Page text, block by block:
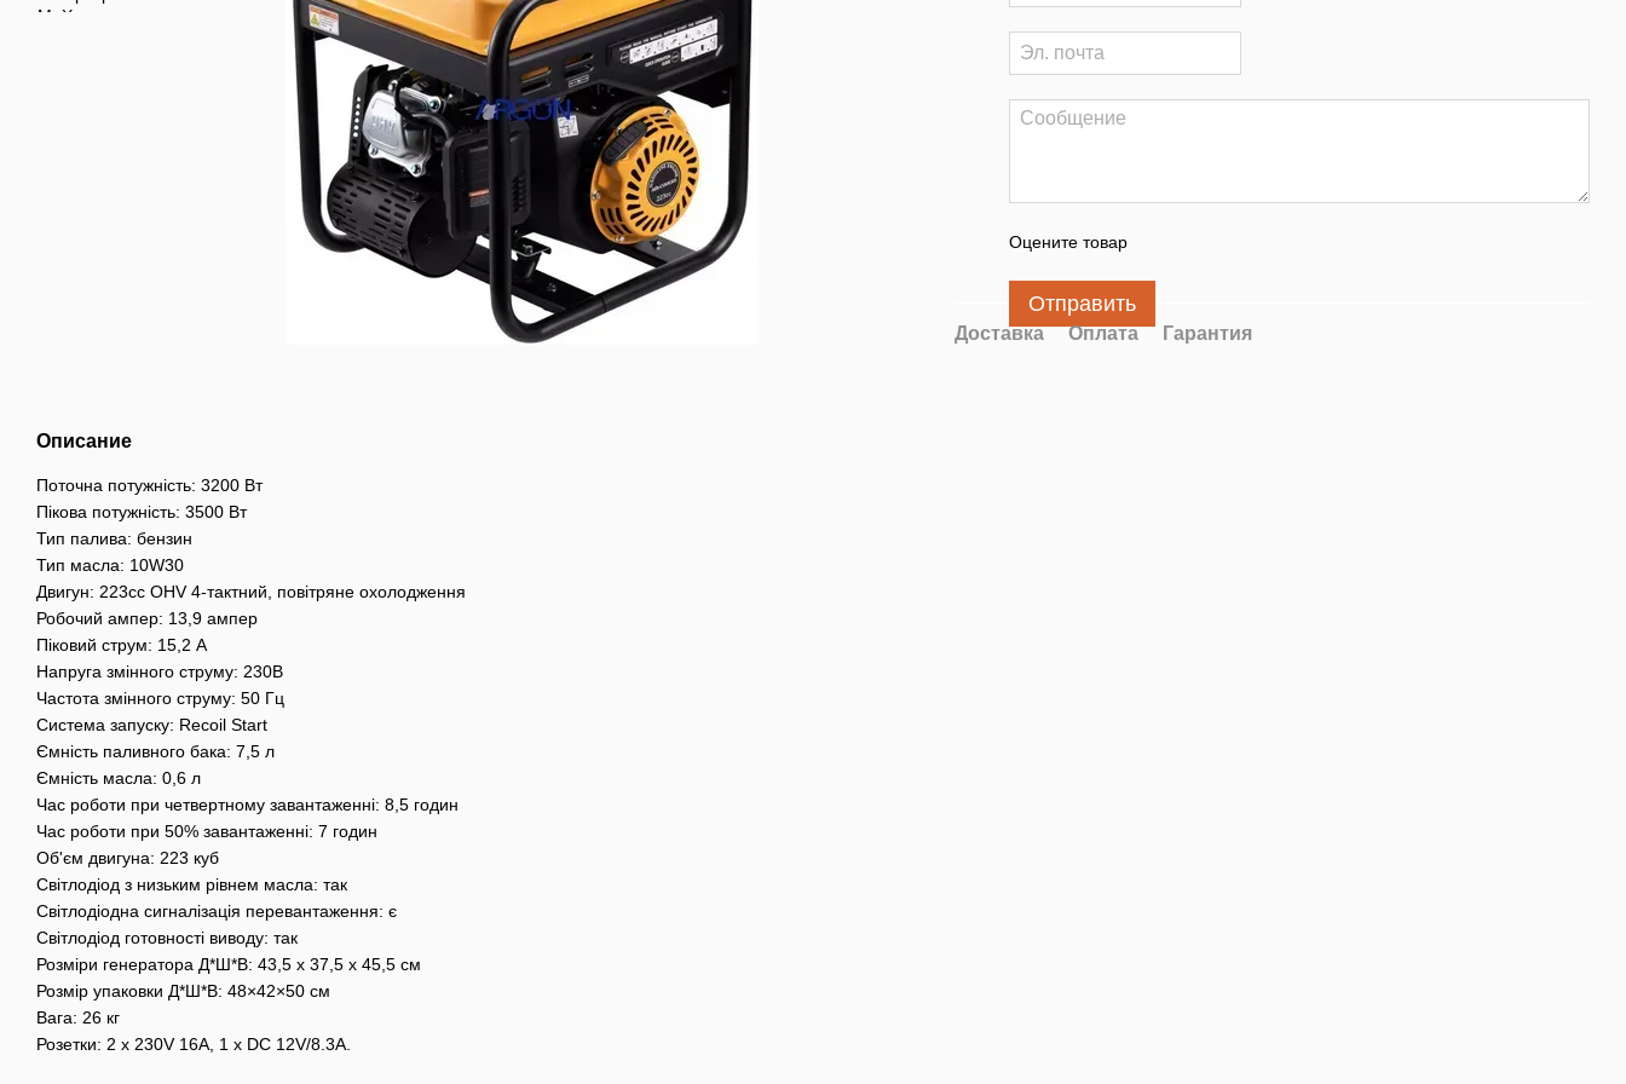
Описание
Поточна потужність: 3200 Вт
Пікова потужність: 3500 Вт
Тип палива: бензин
Тип масла: 10W30
Двигун: 223cc OHV 4-тактний, повітряне охолодження
Робочий ампер: 13,9 ампер
Піковий струм: 15,2 А
Напруга змінного струму: 230В
Частота змінного струму: 50 Гц
Система запуску: Recoil Start
Ємність паливного бака: 7,5 л
Ємність масла: 0,6 л
Час роботи при четвертному завантаженні: 8,5 годин
Час роботи при 50% завантаженні: 7 годин
Об'єм двигуна: 223 куб
Світлодіод з низьким рівнем масла: так
Світлодіодна сигналізація перевантаження: є
Світлодіод готовності виводу: так
Розміри генератора Д*Ш*В: 43,5 x 37,5 x 45,5 см
Розмір упаковки Д*Ш*В: 48×42×50 см
Вага: 26 кг
Розетки: 2 x 230V 16A, 1 x DC 12V/8.3A.
Оцените товар
Отправить
Доставка Оплата Гарантия